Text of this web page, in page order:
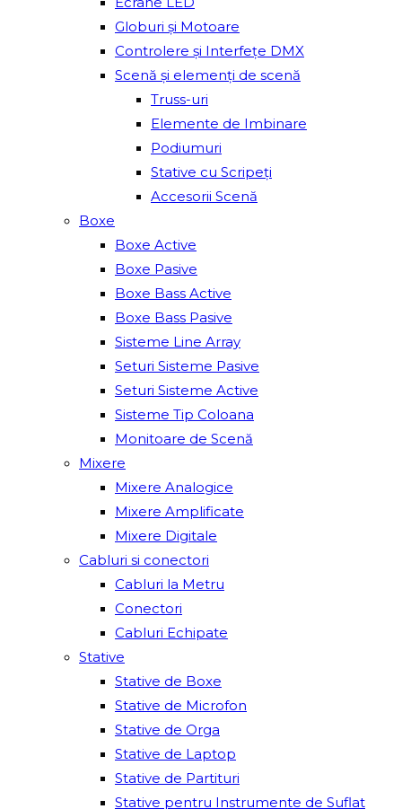
Globuri și Motoare
Controlere și Interfețe DMX
Scenă și elemenți de scenă
Truss-uri
Elemente de Imbinare
Podiumuri
Stative cu Scripeți
Accesorii Scenă
Boxe
Boxe Active
Boxe Pasive
Boxe Bass Active
Boxe Bass Pasive
Sisteme Line Array
Seturi Sisteme Pasive
Seturi Sisteme Active
Sisteme Tip Coloana
Monitoare de Scenă
Mixere
Mixere Analogice
Mixere Amplificate
Mixere Digitale
Cabluri si conectori
Cabluri la Metru
Conectori
Cabluri Echipate
Stative
Stative de Boxe
Stative de Microfon
Stative de Orga
Stative de Laptop
Stative de Partituri
Stative pentru Instrumente de Suflat